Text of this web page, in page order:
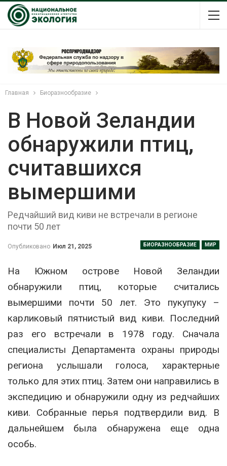
Главная Биоразнообразие
В Новой Зеландии
обнаружили птиц,
считавшихся
вымершими
Редчайший вид киви не встречали в регионе
почти 50 лет
БИОРАЗНООБРАЗИЕ МИР
Опубликовано Июл 21, 2025
На Южном острове Новой Зеландии
обнаружили птиц, которые считались
вымершими почти 50 лет. Это пукупуку –
карликовый пятнистый вид киви. Последний
раз его встречали в 1978 году. Сначала
специалисты Департамента охраны природы
региона услышали голоса, характерные
только для этих птиц. Затем они направились в
экспедицию и обнаружили одну из редчайших
киви. Собранные перья подтвердили вид. В
дальнейшем была обнаружена еще одна
особь.